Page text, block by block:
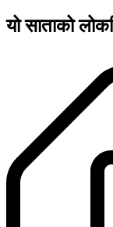
यो साताको